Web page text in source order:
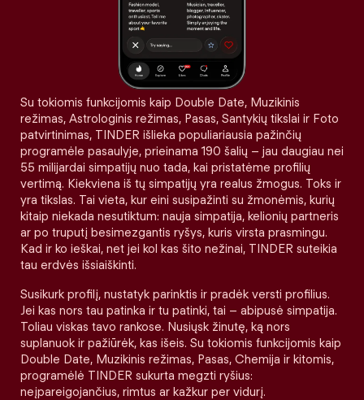
Su tokiomis funkcijomis kaip Double Date, Muzikinis
režimas, Astrologinis režimas, Pasas, Santykių tikslai ir Foto
patvirtinimas, TINDER išlieka populiariausia pažinčių
programėle pasaulyje, prieinama 190 šalių – jau daugiau nei
55 milijardai simpatijų nuo tada, kai pristatėme profilių
vertimą. Kiekviena iš tų simpatijų yra realus žmogus. Toks ir
yra tikslas. Tai vieta, kur eini susipažinti su žmonėmis, kurių
kitaip niekada nesutiktum: nauja simpatija, kelionių partneris
ar po truputį besimezgantis ryšys, kuris virsta prasmingu.
Kad ir ko ieškai, net jei kol kas šito nežinai, TINDER suteikia
tau erdvės išsiaiškinti.
Susikurk profilį, nustatyk parinktis ir pradėk versti profilius.
Jei kas nors tau patinka ir tu patinki, tai – abipusė simpatija.
Toliau viskas tavo rankose. Nusiųsk žinutę, ką nors
suplanuok ir pažiūrėk, kas išeis. Su tokiomis funkcijomis kaip
Double Date, Muzikinis režimas, Pasas, Chemija ir kitomis,
programėlė TINDER sukurta megzti ryšius:
neįpareigojančius, rimtus ar kažkur per vidurį.